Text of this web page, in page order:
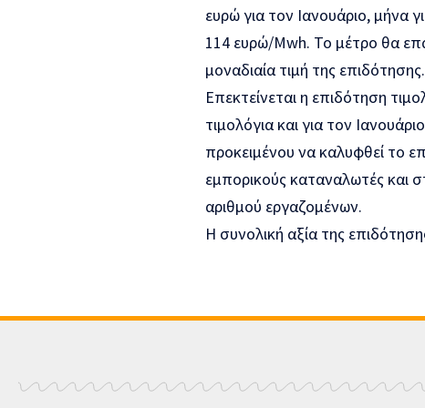
ευρώ για τον Ιανουάριο, μήνα
114 ευρώ/Mwh. Το μέτρο θα
μοναδιαία τιμή της επιδότησης.
Επεκτείνεται η επιδότηση
τιμολόγια και για τον
προκειμένου να καλυφθεί το
εμπορικούς καταναλωτές και
αριθμού εργαζομένων.
Η συνολική αξία της